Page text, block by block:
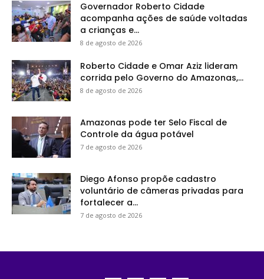
Governador Roberto Cidade
acompanha ações de saúde voltadas
a crianças e...
8 de agosto de 2026
Roberto Cidade e Omar Aziz lideram
corrida pelo Governo do Amazonas,...
8 de agosto de 2026
Amazonas pode ter Selo Fiscal de
Controle da água potável
7 de agosto de 2026
Diego Afonso propõe cadastro
voluntário de câmeras privadas para
fortalecer a...
7 de agosto de 2026